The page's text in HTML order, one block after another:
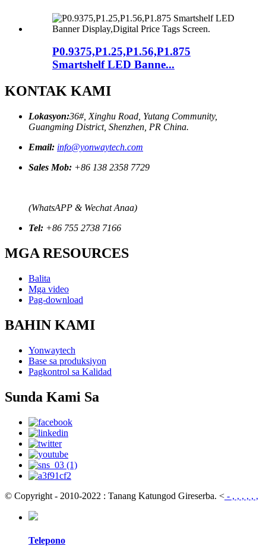
P0.9375,P1.25,P1.56,P1.875
Smartshelf LED Banne...
KONTAK KAMI
Lokasyon:36#, Xinghu Road, Yutang Community,
Guangming District, Shenzhen, PR China.
Email: info@yonwaytech.com
Sales Mob: +86 138 2358 7729
(WhatsAPP & Wechat Anaa)
Tel: +86 755 2738 7166
MGA RESOURCES
Balita
Mga video
Pag-download
BAHIN KAMI
Yonwaytech
Base sa produksiyon
Pagkontrol sa Kalidad
Sunda Kami Sa
© Copyright - 2010-2022 : Tanang Katungod Gireserba. < - , , , , , ,
Telepono